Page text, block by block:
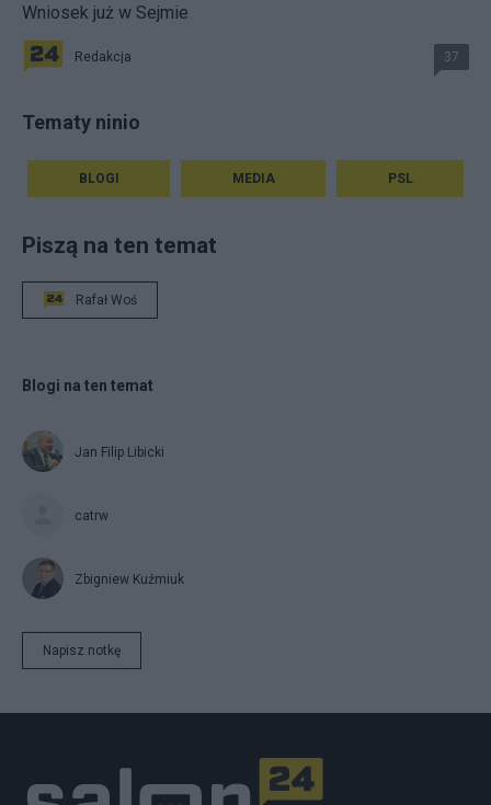
Wniosek już w Sejmie
Redakcja 37
Tematy ninio
BLOGI MEDIA PSL
Piszą na ten temat
Rafał Woś
Blogi na ten temat
Jan Filip Libicki
catrw
Zbigniew Kuźmiuk
Napisz notkę